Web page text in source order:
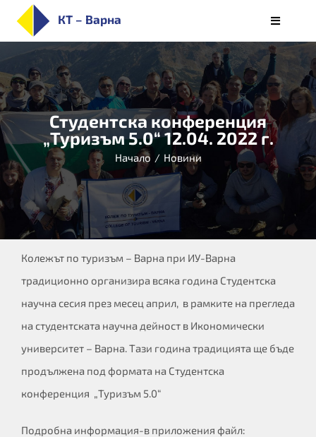
content
КТ – Варна
Toggle
НАЧАЛО
ЗА КОЛЕЖА
ПРИЕМ
СПЕЦИАЛНОСТИ
СТУДЕНТИ
ОБУЧЕНИЕ
КАРИЕРИ
АЛУМНИ/РЕАЛИЗАЦИЯ
БЮЛЕТИН
Студентска конференция
„Туризъм 5.0“ 12.04. 2022 г.
Начало / Новини
Колежът по туризъм – Варна при ИУ-Варна
традиционно организира всяка година Студентска
научна сесия през месец април, в рамките на прегледа
на студентската научна дейност в Икономически
университет – Варна. Тази година традицията ще бъде
продължена под формата на Студентска
конференция „Туризъм 5.0“
Подробна информация-в приложения файл: